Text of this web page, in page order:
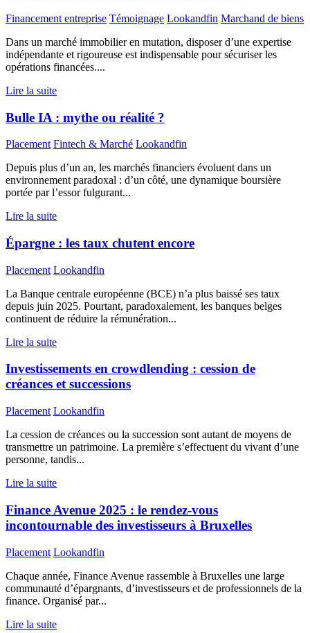
Financement entreprise Témoignage Lookandfin Marchand de biens
Dans un marché immobilier en mutation, disposer d’une expertise
indépendante et rigoureuse est indispensable pour sécuriser les
opérations financées....
Lire la suite
Bulle IA : mythe ou réalité ?
Placement Fintech & Marché Lookandfin
Depuis plus d’un an, les marchés financiers évoluent dans un
environnement paradoxal : d’un côté, une dynamique boursière
portée par l’essor fulgurant...
Lire la suite
Épargne : les taux chutent encore
Placement Lookandfin
La Banque centrale européenne (BCE) n’a plus baissé ses taux
depuis juin 2025. Pourtant, paradoxalement, les banques belges
continuent de réduire la rémunération...
Lire la suite
Investissements en crowdlending : cession de
créances et successions
Placement Lookandfin
La cession de créances ou la succession sont autant de moyens de
transmettre un patrimoine. La première s’effectuent du vivant d’une
personne, tandis...
Lire la suite
Finance Avenue 2025 : le rendez-vous
incontournable des investisseurs à Bruxelles
Placement Lookandfin
Chaque année, Finance Avenue rassemble à Bruxelles une large
communauté d’épargnants, d’investisseurs et de professionnels de la
finance. Organisé par...
Lire la suite